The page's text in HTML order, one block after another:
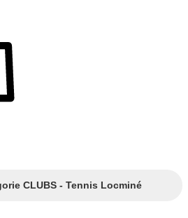
CLUBS - Tennis Locminé